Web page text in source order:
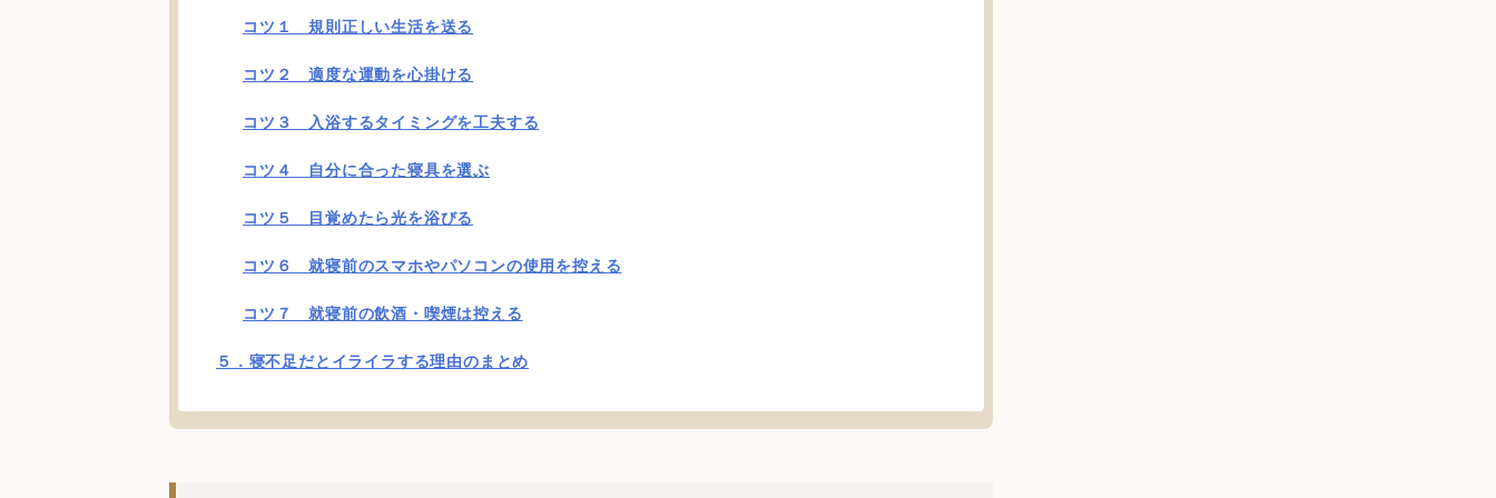
コツ１ 規則正しい生活を送る
コツ２ 適度な運動を心掛ける
コツ３ 入浴するタイミングを工夫する
コツ４ 自分に合った寝具を選ぶ
コツ５ 目覚めたら光を浴びる
コツ６ 就寝前のスマホやパソコンの使用を控える
コツ７ 就寝前の飲酒・喫煙は控える
５．寝不足だとイライラする理由のまとめ